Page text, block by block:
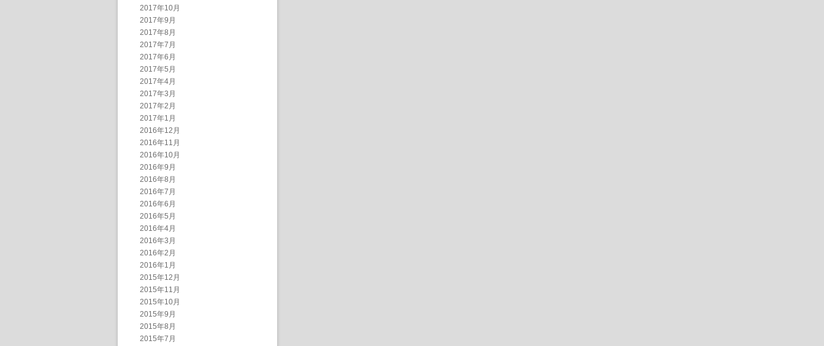
2017年10月
2017年9月
2017年8月
2017年7月
2017年6月
2017年5月
2017年4月
2017年3月
2017年2月
2017年1月
2016年12月
2016年11月
2016年10月
2016年9月
2016年8月
2016年7月
2016年6月
2016年5月
2016年4月
2016年3月
2016年2月
2016年1月
2015年12月
2015年11月
2015年10月
2015年9月
2015年8月
2015年7月